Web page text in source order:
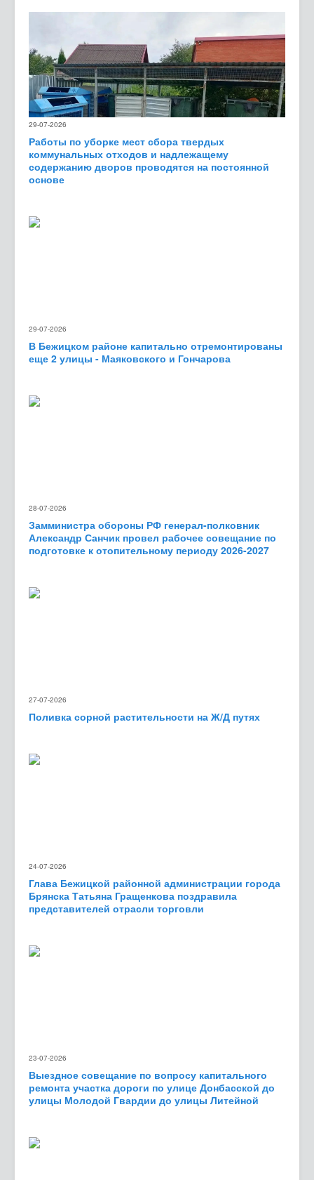
29-07-2026
Работы по уборке мест сбора твердых
коммунальных отходов и надлежащему
содержанию дворов проводятся на постоянной
основе
29-07-2026
В Бежицком районе капитально отремонтированы
еще 2 улицы - Маяковского и Гончарова
28-07-2026
Замминистра обороны РФ генерал-полковник
Александр Санчик провел рабочее совещание по
подготовке к отопительному периоду 2026-2027
27-07-2026
Поливка сорной растительности на Ж/Д путях
24-07-2026
Глава Бежицкой районной администрации города
Брянска Татьяна Гращенкова поздравила
представителей отрасли торговли
23-07-2026
Выездное совещание по вопросу капитального
ремонта участка дороги по улице Донбасской до
улицы Молодой Гвардии до улицы Литейной